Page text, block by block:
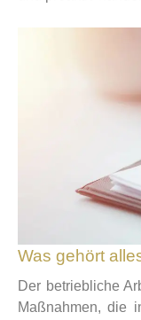
Was gehört
Der betriebliche
Maßnahmen, die